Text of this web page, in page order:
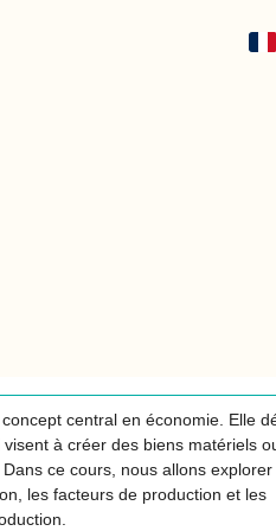
central en économie. Elle
à créer des biens matériels
ce cours, nous allons explorer
les facteurs de production et les